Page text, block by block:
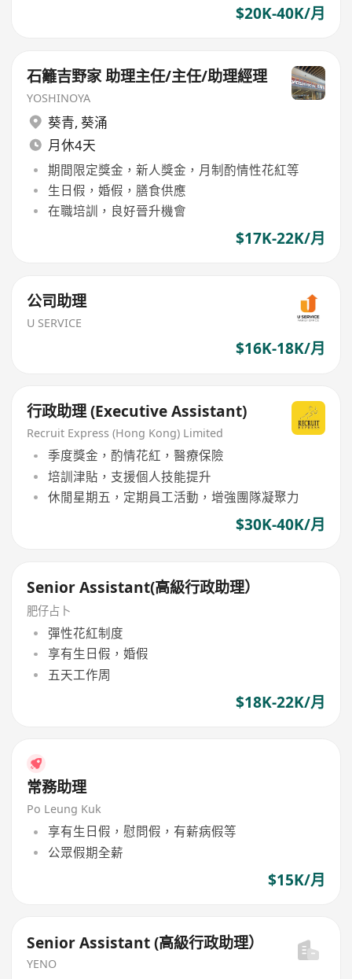
$20K-40K/月
石籬吉野家 助理主任/主任/助理經理
YOSHINOYA
葵青, 葵涌
月休4天
期間限定獎金，新人獎金，月制酌情性花紅等
生日假，婚假，膳食供應
在職培訓，良好晉升機會
$17K-22K/月
公司助理
U SERVICE
$16K-18K/月
行政助理 (Executive Assistant)
Recruit Express (Hong Kong) Limited
季度獎金，酌情花紅，醫療保險
培訓津貼，支援個人技能提升
休閒星期五，定期員工活動，增強團隊凝聚力
$30K-40K/月
Senior Assistant(高級行政助理）
肥仔占卜
彈性花紅制度
享有生日假，婚假
五天工作周
$18K-22K/月
常務助理
Po Leung Kuk
享有生日假，慰問假，有薪病假等
公眾假期全薪
$15K/月
Senior Assistant (高級行政助理）
YENO